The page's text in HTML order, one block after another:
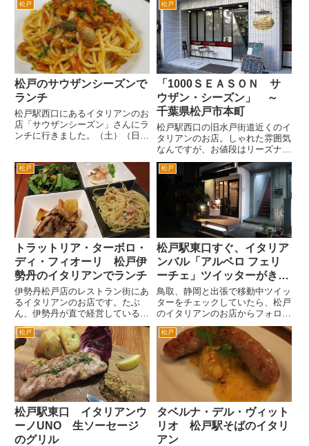
いだ解体された赤阪プリンスホテ
ルあたり。食事が一人2万×２と
ワインが、最低１万。宿泊が、3
万×２。一晩で軽く10万。プラ...
を進み、突き当りがお店です。
写真のようにビルの２階となり
ます。外から混雑具合がわかりま
す。窓際がうまっていても、入
れ...
松戸
松戸のサウザンシーズンで
ランチ
松戸駅西口にあるイタリアンのお
店「サウザンシーズン」さんにラ
ンチに行きました。（土）（日）
空いていたのでうまく入れまし
た。 場所は、松戸駅西口を出
て、ロータリーのバーガーキング
の...
松戸
「1000ＳＥＡＳＯＮ サ
ウザン・シーズン」 ～
千葉県松戸市本町
松戸駅西口の旧水戸街道近くのイ
タリアンのお店。しゃれた雰囲気
なんですが、お値段はリーズナブ
ルだったのがとてもうれしいで
す。お店の方も親切、気さくなん
で、はじめてもいろいろと教えて
いただいちゃいました(^^; 場所
は、松戸駅西口ロータリーから...
松戸
トラットリア・ターボロ・
ディ・フィオーリ 松戸伊
勢丹のイタリアンでランチ
伊勢丹松戸店のレストラン街にあ
るイタリアンのお店です。たぶ
ん、伊勢丹が直で経営しているレ
ストランじゃないのかなと思われ
ます。 ランチメニューには、い
ろいろあるのですが、カリーナセ
ットというのがおすすめだそうで
す。 きょうのカリーナセット。
カ...
松戸
松戸駅東口すぐ、イタリア
ンバル「アルベロ フェリ
ーチェ」ツイッターがきっ
かけで行ってみた
鳥取、静岡と出張で移動中ツイッ
ターをチェックしていたら、松戸
のイタリアンのお店からフォロー
いただいたことに気づきました。
松戸駅東口のお店。東口といえば
僕の守備範囲。しかもイタリアン
は好きなので普段から気を付けて
いるはずなんだが・・・と住所...
松戸
松戸駅東口 イタリアンウ
ーノUNO 生ソーセージ
のグリル
松戸
タベルナ・デル・ヴィット
リオ 松戸駅そばのイタリ
アン